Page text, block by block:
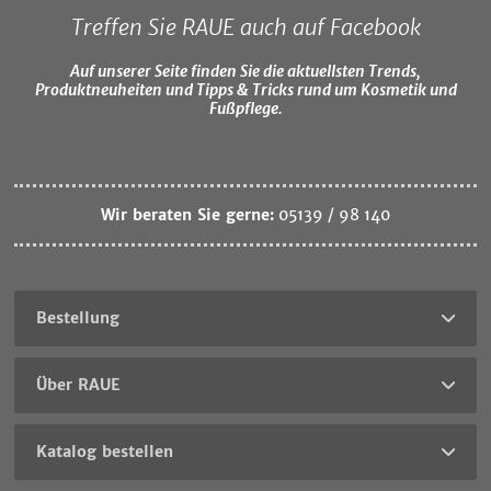
Treffen Sie RAUE auch auf Facebook
Auf unserer Seite finden Sie die aktuellsten Trends,
Produktneuheiten und Tipps & Tricks rund um Kosmetik und
Fußpflege.
Wir beraten Sie gerne: 05139 / 98 140
Bestellung
Über RAUE
Katalog bestellen